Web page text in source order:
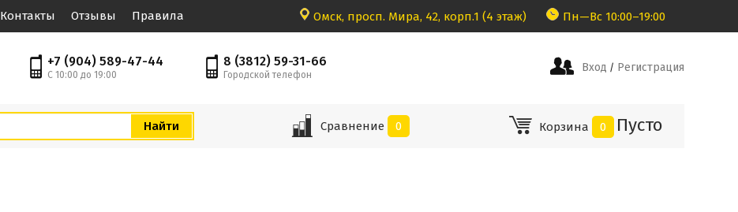
Контакты Отзывы Правила Омск, просп. Мира, 42, корп.1 (4 этаж) Пн—Вс 10:00–19:00
+7 (904) 589-47-44
С 10:00 до 19:00
8 (3812) 59-31-66
Городской телефон
Вход / Регистрация
Сравнение 0 Корзина 0 Пусто